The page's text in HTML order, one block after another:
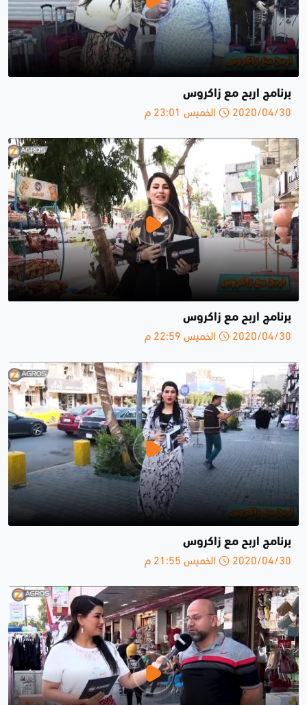
برنامج اربح مع زاكروس
2020/04/30 الخميس 23:01 م
برنامج اربح مع زاكروس
2020/04/30 الخميس 22:59 م
برنامج اربح مع زاكروس
2020/04/30 الخميس 21:55 م